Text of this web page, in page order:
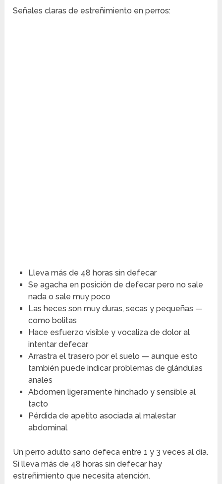
Señales claras de estreñimiento en perros:
Lleva más de 48 horas sin defecar
Se agacha en posición de defecar pero no sale
nada o sale muy poco
Las heces son muy duras, secas y pequeñas —
como bolitas
Hace esfuerzo visible y vocaliza de dolor al
intentar defecar
Arrastra el trasero por el suelo — aunque esto
también puede indicar problemas de glándulas
anales
Abdomen ligeramente hinchado y sensible al
tacto
Pérdida de apetito asociada al malestar
abdominal
Un perro adulto sano defeca entre 1 y 3 veces al día.
Si lleva más de 48 horas sin defecar hay
estreñimiento que necesita atención.